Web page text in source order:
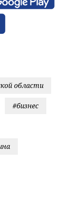
области
#бизнес